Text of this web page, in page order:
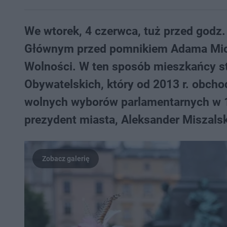
We wtorek, 4 czerwca, tuż przed
Głównym przed pomnikiem Adama
Wolności. W ten sposób mieszkańcy
Obywatelskich, który od 2013 r.
wolnych wyborów parlamentarnych w
prezydent miasta, Aleksander